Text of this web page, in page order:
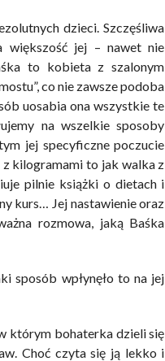
dzieci. Szczęśliwa
większość jej – nawet nie
to kobieta z szalonym
co nie zawsze podoba
uosabia ona wszystkie te
na wszelkie sposoby
jej specyficzne poczucie
z kilogramami to jak walka z
pilnie książki o dietach i
kurs… Jej nastawienie oraz
rozmowa, jaką Baśka
sposób wpłynęło to na jej
którym bohaterka dzieli się
Choć czyta się ją lekko i